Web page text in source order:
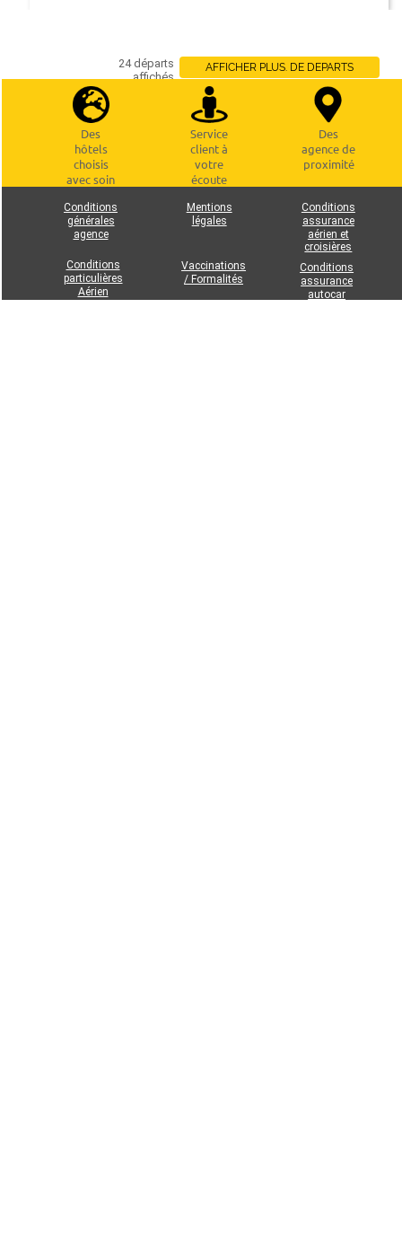
Des
hôtels
choisis
avec soin
Service
client à
votre
écoute
Des
agence de
proximité
Conditions
générales
agence
Mentions
légales
Conditions
assurance
aérien et
croisières
Conditions
particulières
Aérien
Vaccinations
/ Formalités
Conditions
assurance
autocar
AFFICHER PLUS. DE DEPARTS
24 départs
affichés